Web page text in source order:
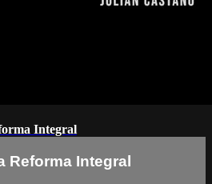
Integral
Reforma Integral